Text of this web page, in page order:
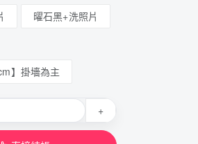
曜石黑+洗照片
】掛墻為主
+